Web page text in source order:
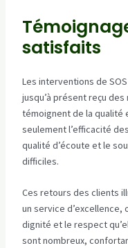
satisfaits
Les interventions de
jusqu’à présent reçu
témoignent de la qualité
seulement l’efficacité
qualité d’écoute et le
difficiles.
Ces retours des clients
un service d’excellence,
dignité et le respect
sont nombreux,